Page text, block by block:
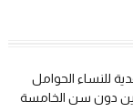
للنساء الحوامل
دون سن الخامسة